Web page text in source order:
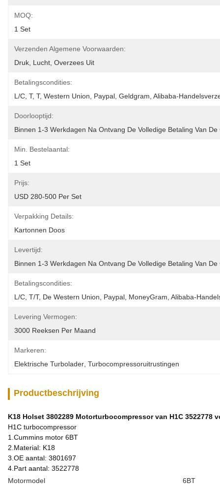
MOQ:
1 Set
Verzenden Algemene Voorwaarden:
Druk, Lucht, Overzees Uit
Betalingscondities:
L/C, T, T, Western Union, Paypal, Geldgram, Alibaba-
Doorlooptijd:
Binnen 1-3 Werkdagen Na Ontvang De Volledige Betaling Van De
Min. Bestelaantal:
1 Set
Prijs:
USD 280-500 Per Set
Verpakking Details:
Kartonnen Doos
Levertijd:
Binnen 1-3 Werkdagen Na Ontvang De Volledige Betaling Van De
Betalingscondities:
L/C, T/T, De Western Union, Paypal, MoneyGram, Alibaba-
Levering Vermogen:
3000 Reeksen Per Maand
Markeren:
Elektrische Turbolader Turbocompressoruitrustingen
Productbeschrijving
K18 Holset 3802289 Motorturbocompressor van H1C 3522778
H1C turbocompressor
1.Cummins motor 6BT
2.Material: K18
3.OE aantal: 3801697
4.Part aantal: 3522778
Motormodel
6BT